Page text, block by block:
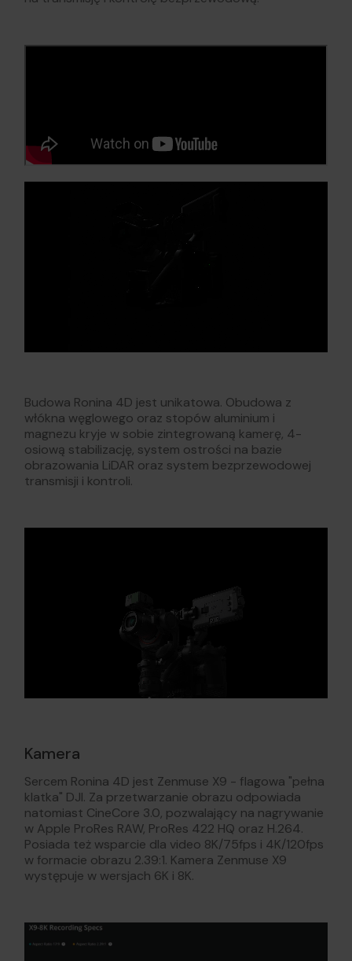
Budowa Ronina 4D jest unikatowa. Obudowa z
włókna węglowego oraz stopów aluminium i
magnezu kryje w sobie zintegrowaną kamerę, 4-
osiową stabilizację, system ostrości na bazie
obrazowania LiDAR oraz system bezprzewodowej
transmisji i kontroli.
Kamera
Sercem Ronina 4D jest Zenmuse X9 - flagowa "pełna
klatka" DJI. Za przetwarzanie obrazu odpowiada
natomiast CineCore 3.0, pozwalający na nagrywanie
w Apple ProRes RAW, ProRes 422 HQ oraz H.264.
Posiada też wsparcie dla video 8K/75fps i 4K/120fps
w formacie obrazu 2.39:1. Kamera Zenmuse X9
występuje w wersjach 6K i 8K.